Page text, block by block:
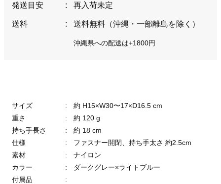
発送目安 : 再入荷未定
送料 : 送料無料（沖縄・一部離島を除く）
沖縄県への配送は+1800円
サイズ :
約 H15×W30〜17×D16.5 cm
重さ
:
約 120 g
持ち手長さ
:
約 18 cm
仕様
:
ファスナー開閉、持ち手太さ 約2.5cm
素材
:
ナイロン
カラー
:
ダークグレー×ライトブルー
付属品
: